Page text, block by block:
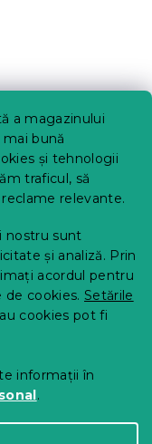
a magazinului
bună
și tehnologii
traficul, să
relevante.
nostru sunt
și analiză. Prin
acordul pentru
cookies. Setările
cookies pot fi
informații în
.